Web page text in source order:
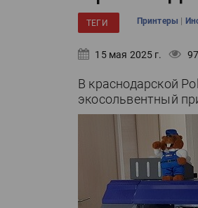
ТЕГИ Принтеры |
15 мая 2025 г.
В краснодарской
экосольвентный